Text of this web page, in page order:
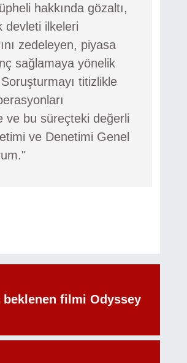
hakkında gözaltı,
devleti ilkeleri
zedeleyen, piyasa
sağlamaya yönelik
titizlikle
ve bu süreçteki değerli
ve Denetimi Genel
beklenen filmi Odyssey